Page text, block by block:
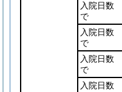
入院日数
で
入院日数
で
入院日数
で
入院日数